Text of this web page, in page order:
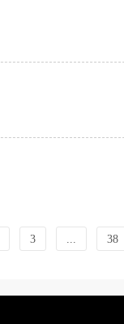
3 ... 38